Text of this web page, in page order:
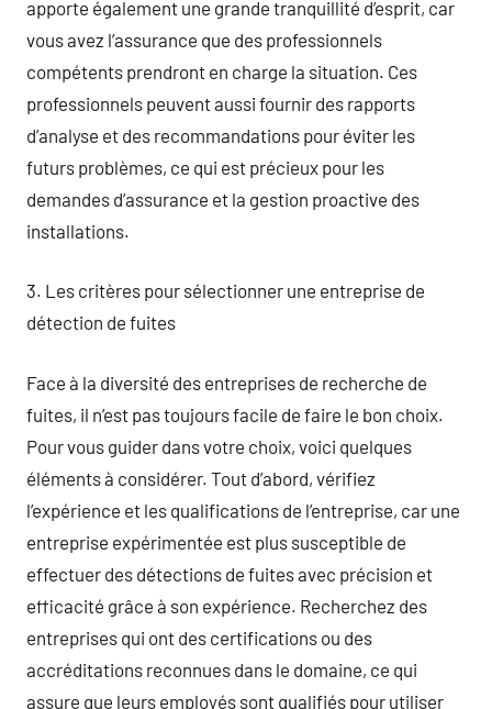
apporte également une grande tranquillité d’esprit, car
vous avez l’assurance que des professionnels
compétents prendront en charge la situation. Ces
professionnels peuvent aussi fournir des rapports
d’analyse et des recommandations pour éviter les
futurs problèmes, ce qui est précieux pour les
demandes d’assurance et la gestion proactive des
installations.
3. Les critères pour sélectionner une entreprise de
détection de fuites
Face à la diversité des entreprises de recherche de
fuites, il n’est pas toujours facile de faire le bon choix.
Pour vous guider dans votre choix, voici quelques
éléments à considérer. Tout d’abord, vérifiez
l’expérience et les qualifications de l’entreprise, car une
entreprise expérimentée est plus susceptible de
effectuer des détections de fuites avec précision et
efficacité grâce à son expérience. Recherchez des
entreprises qui ont des certifications ou des
accréditations reconnues dans le domaine, ce qui
assure que leurs employés sont qualifiés pour utiliser